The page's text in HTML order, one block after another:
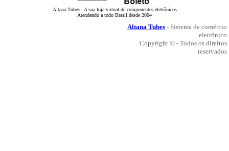
Altana Tubes - A sua loja virtual de componentes eletrônicos
Atendendo a todo Brasil desde 2004
Altana Tubes- Sistema de comércio
eletrônico
Copyright © - Todos os direitos
reservados